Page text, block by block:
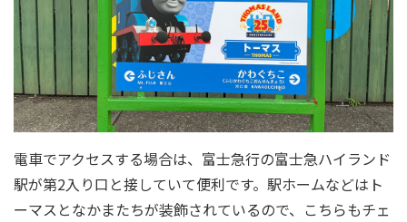
電車でアクセスする場合は、富士急行の富士急ハイランド
駅が第2入り口と接していて便利です。駅ホームなどはト
ーマスとなかまたちが装飾されているので、こちらもチェ